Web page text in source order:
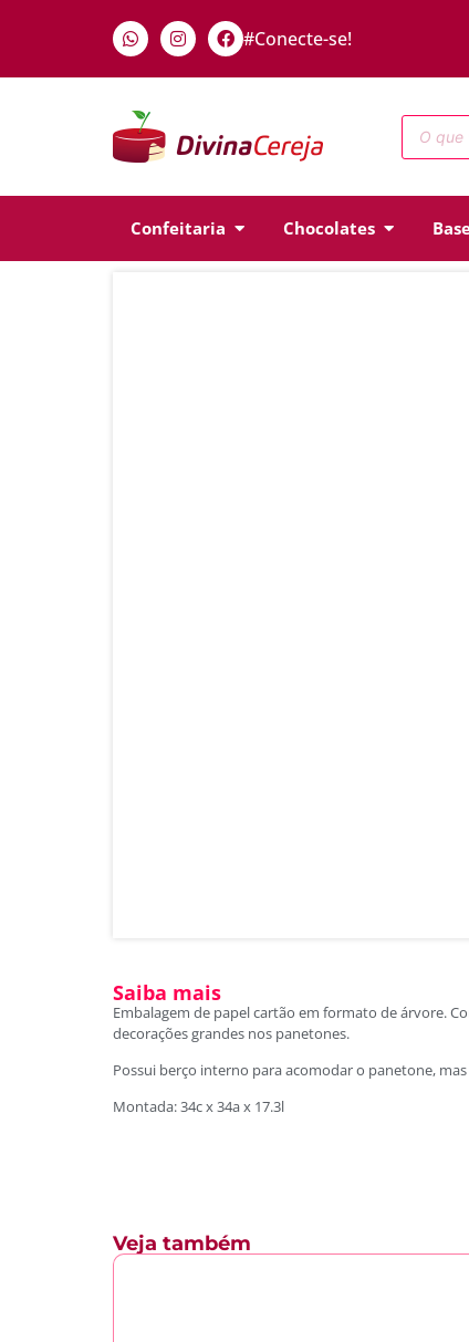
#Conecte-se!
Confeitaria Chocolates
Saiba mais
Embalagem de papel cartão em formato de árvore.
decorações grandes nos panetones.
Possui berço interno para acomodar o panetone,
Montada: 34c x 34a x 17.3l
Veja também